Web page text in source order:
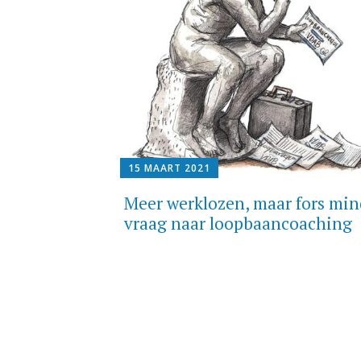
15 MAART 2021
Meer werklozen, maar fors
vraag naar loopbaancoaching